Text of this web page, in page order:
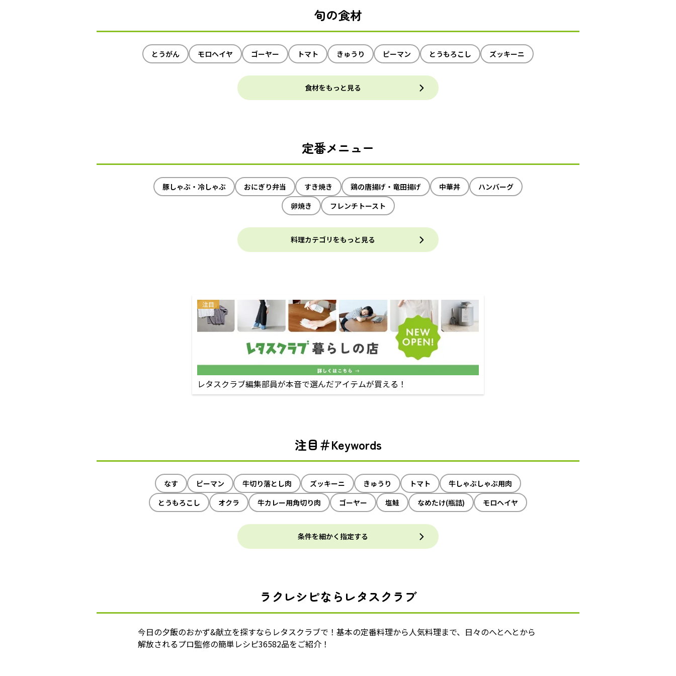
旬の食材
とうがん モロヘイヤ ゴーヤー トマト きゅうり ピーマン とうもろこし ズッキーニ
食材をもっと見る
定番メニュー
豚しゃぶ・冷しゃぶ おにぎり弁当 すき焼き 鶏の唐揚げ・竜田揚げ 中華丼
ハンバーグ
卵焼き
フレンチトースト
料理カテゴリをもっと見る
注目
レタスクラブ編集部員が本音で選んだアイテムが買える！
注目＃Keywords
なす ピーマン 牛切り落とし肉 ズッキーニ きゅうり トマト
牛しゃぶしゃぶ用肉
とうもろこし
オクラ 牛カレー用角切り肉 ゴーヤー 塩鮭 なめたけ(瓶詰) モロヘイヤ
条件を細かく指定する
ラクレシピならレタスクラブ
今日の夕飯のおかず&献立を探すならレタスクラブで！基本の定番料理から人気料理まで、日々のへとへとから
解放されるプロ監修の簡単レシピ36582品をご紹介！